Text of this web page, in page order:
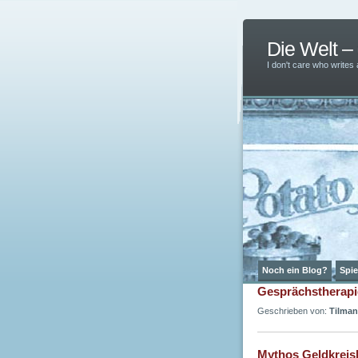
Die Welt
I don't care who
Noch ein Blog?
Geschrieben von:
Mythos